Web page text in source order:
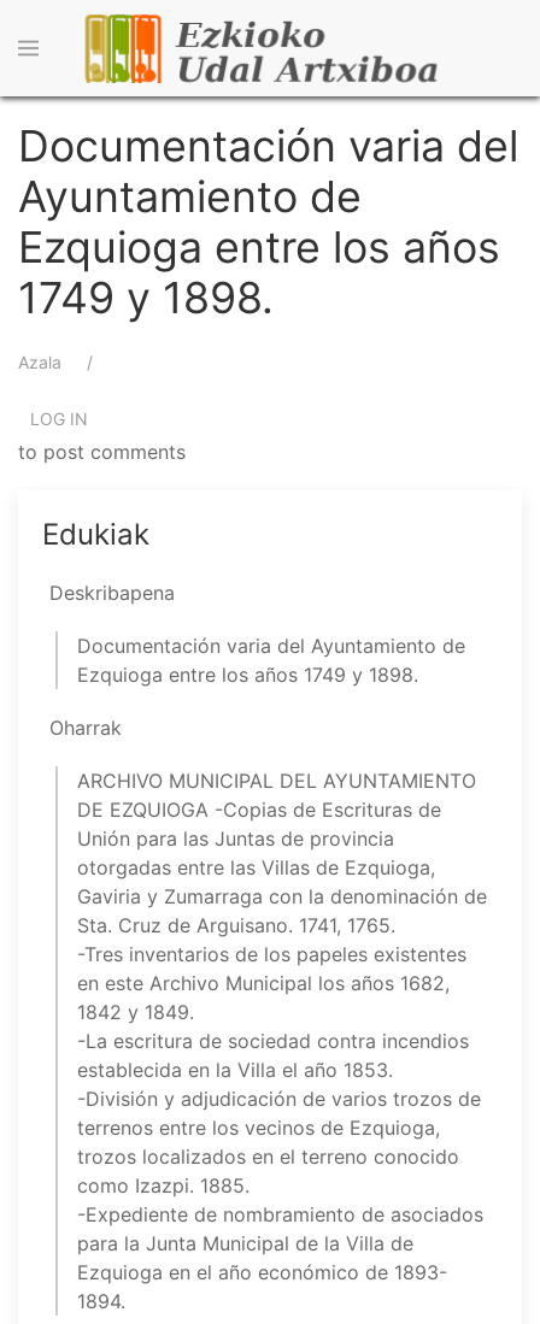
to
content
Documentación varia del
Ayuntamiento de
Ezquioga entre los años
1749 y 1898.
Breadcrumb
Azala
LOG IN
to post comments
Edukiak
Deskribapena
Documentación varia del Ayuntamiento de
Ezquioga entre los años 1749 y 1898.
Oharrak
ARCHIVO MUNICIPAL DEL AYUNTAMIENTO
DE EZQUIOGA -Copias de Escrituras de
Unión para las Juntas de provincia
otorgadas entre las Villas de Ezquioga,
Gaviria y Zumarraga con la denominación de
Sta. Cruz de Arguisano. 1741, 1765.
-Tres inventarios de los papeles existentes
en este Archivo Municipal los años 1682,
1842 y 1849.
-La escritura de sociedad contra incendios
establecida en la Villa el año 1853.
-División y adjudicación de varios trozos de
terrenos entre los vecinos de Ezquioga,
trozos localizados en el terreno conocido
como Izazpi. 1885.
-Expediente de nombramiento de asociados
para la Junta Municipal de la Villa de
Ezquioga en el año económico de 1893-
1894.